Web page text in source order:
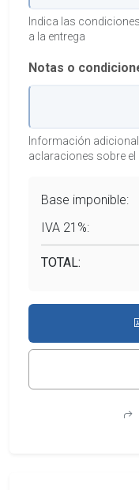
Indica las
a la entrega
Notas o
Información
aclaraciones sobre el
Base imponible:
IVA 21%:
TOTAL: